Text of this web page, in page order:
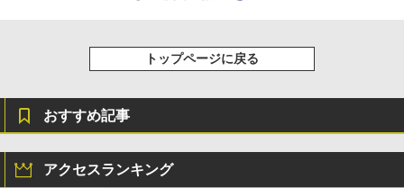
トップページに戻る
おすすめ記事
アクセスランキング